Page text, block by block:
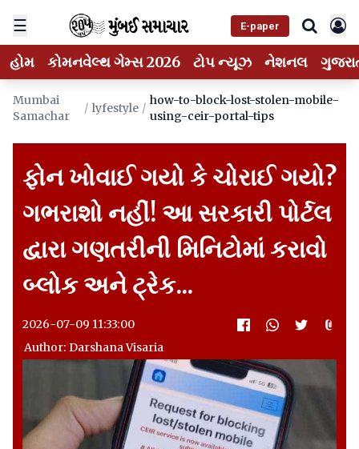
☰ E-paper
હોમ કોમનવેલ્થ ગેમ્સ 2026 ટોપ ન્યૂઝ નેશનલ
Mumbai
Samachar
/ lyfestyle /
how-to-block-lost-stolen-mobile-
using-ceir-portal-tips
ફોન ખોવાઈ ગયો કે ચોરાઈ ગયો?
ગભરાશો નહીં! આ સરકારી પોર્ટલ
દ્વારા ગણતરીની મિનિટોમાં કરાવો
બ્લોક અને ટ્રેક...
2026-07-09 11:33:00
Author: Darshana Visaria